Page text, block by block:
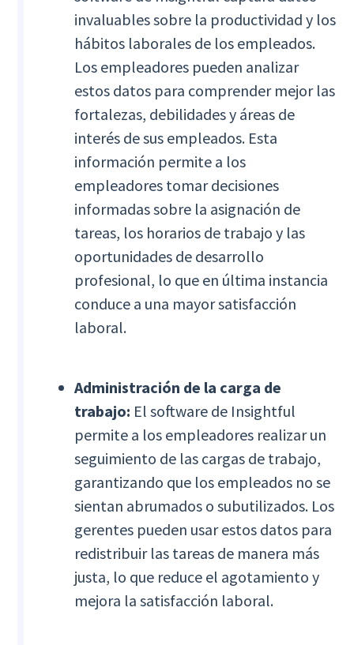
invaluables sobre la productividad y los
hábitos laborales de los empleados.
Los empleadores pueden analizar
estos datos para comprender mejor las
fortalezas, debilidades y áreas de
interés de sus empleados. Esta
información permite a los
empleadores tomar decisiones
informadas sobre la asignación de
tareas, los horarios de trabajo y las
oportunidades de desarrollo
profesional, lo que en última instancia
conduce a una mayor satisfacción
laboral.
Administración de la carga de
trabajo: El software de Insightful
permite a los empleadores realizar un
seguimiento de las cargas de trabajo,
garantizando que los empleados no se
sientan abrumados o subutilizados. Los
gerentes pueden usar estos datos para
redistribuir las tareas de manera más
justa, lo que reduce el agotamiento y
mejora la satisfacción laboral.